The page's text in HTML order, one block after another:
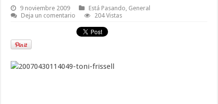
9 noviembre 2009 Está Pasando, General
Deja un comentario
204 Vistas